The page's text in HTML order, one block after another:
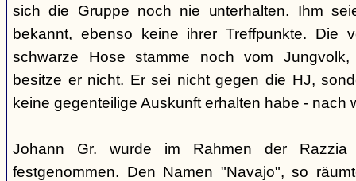
sich die Gruppe noch nie unterhalten. Ihm
bekannt, ebenso keine ihrer Treffpunkte. Die
schwarze Hose stamme noch vom
besitze er nicht. Er sei nicht gegen die HJ,
keine gegenteilige Auskunft erhalten habe - nach
Johann Gr. wurde im Rahmen der
festgenommen. Den Namen "Navajo", so